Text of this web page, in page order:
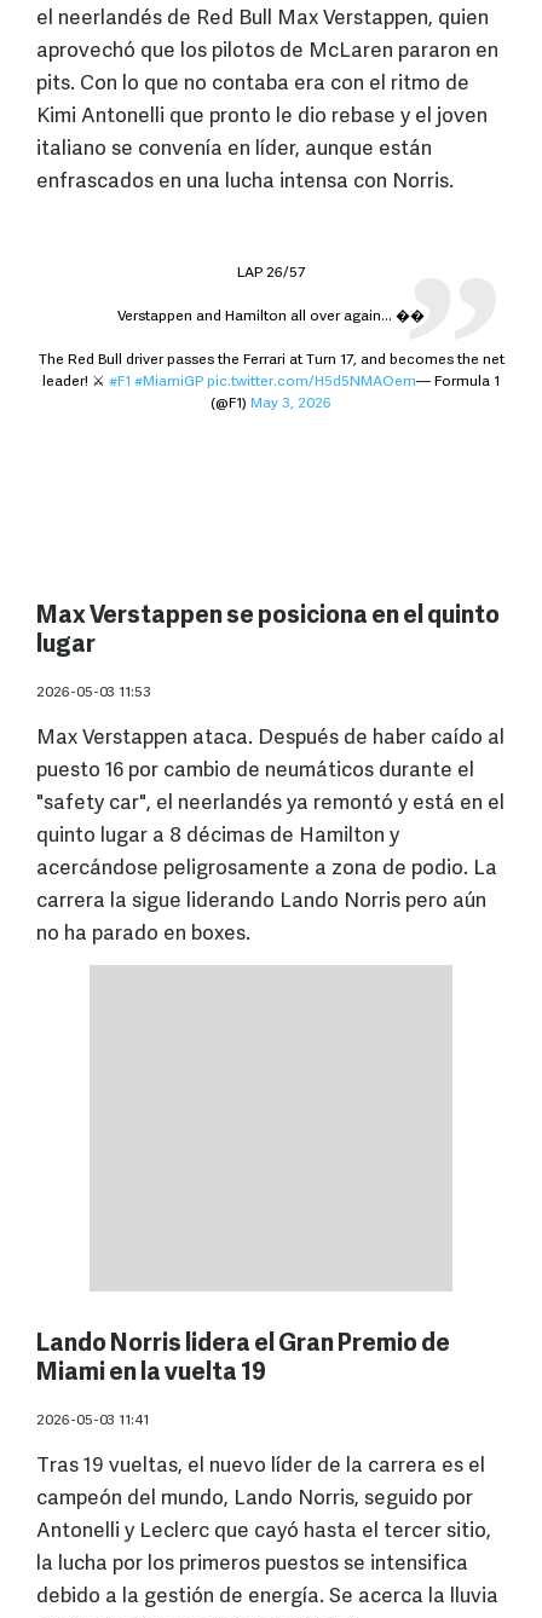
el neerlandés de Red Bull Max Verstappen, quien
aprovechó que los pilotos de McLaren pararon en
pits. Con lo que no contaba era con el ritmo de
Kimi Antonelli que pronto le dio rebase y el joven
italiano se convenía en líder, aunque están
enfrascados en una lucha intensa con Norris.
LAP 26/57
Verstappen and Hamilton all over again... ��
The Red Bull driver passes the Ferrari at Turn 17, and becomes the net
leader! ⚔️ #F1 #MiamiGP pic.twitter.com/H5d5NMAOem— Formula 1
(@F1) May 3, 2026
Max Verstappen se posiciona en el quinto
lugar
2026-05-03 11:53
Max Verstappen ataca. Después de haber caído al
puesto 16 por cambio de neumáticos durante el
"safety car", el neerlandés ya remontó y está en el
quinto lugar a 8 décimas de Hamilton y
acercándose peligrosamente a zona de podio. La
carrera la sigue liderando Lando Norris pero aún
no ha parado en boxes.
Lando Norris lidera el Gran Premio de
Miami en la vuelta 19
2026-05-03 11:41
Tras 19 vueltas, el nuevo líder de la carrera es el
campeón del mundo, Lando Norris, seguido por
Antonelli y Leclerc que cayó hasta el tercer sitio,
la lucha por los primeros puestos se intensifica
debido a la gestión de energía. Se acerca la lluvia